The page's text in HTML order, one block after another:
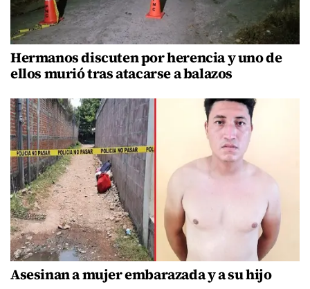
Hermanos discuten por herencia y uno de
ellos murió tras atacarse a balazos
Asesinan a mujer embarazada y a su hijo